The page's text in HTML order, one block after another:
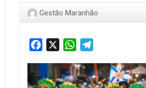
Gestão Maranhão
Facebook WhatsApp